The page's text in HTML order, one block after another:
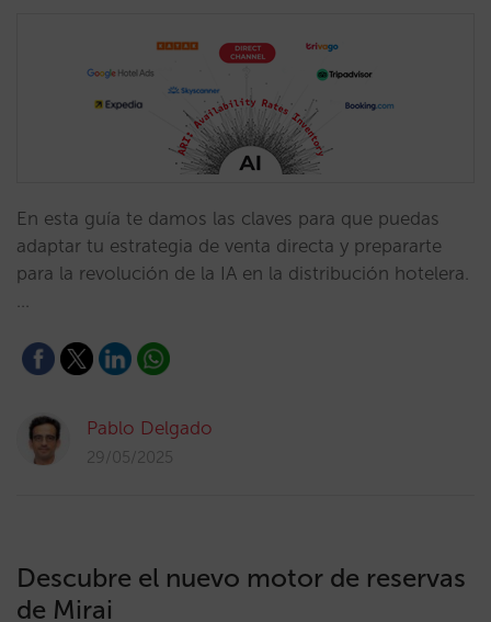
En esta guía te damos las claves para que puedas
adaptar tu estrategia de venta directa y prepararte
para la revolución de la IA en la distribución hotelera.
…
Pablo Delgado
29/05/2025
Descubre el nuevo motor de reservas
de Mirai